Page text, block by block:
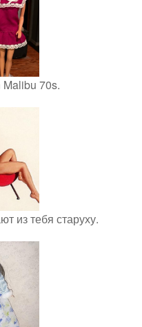
70s.
из тебя старуху.